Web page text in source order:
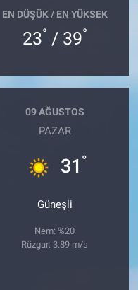
EN DÜŞÜK / EN YÜKSEK
23° / 39°
09 AĞUSTOS
PAZAR
31 °
Güneşli
Nem: %20
Rüzgar: 3.89 m/s